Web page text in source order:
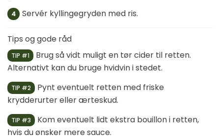
4 Servér kyllingegryden med ris.
Tips og gode råd
TIP #1
Brug så vidt muligt en tør cider til retten.
Alternativt kan du bruge hvidvin i stedet.
TIP #2
Pynt eventuelt retten med friske
krydderurter eller ærteskud.
TIP #3
Kom eventuelt lidt ekstra bouillon i retten,
hvis du ønsker mere sauce.